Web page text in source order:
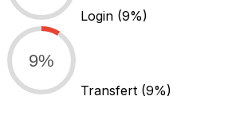
Login (9%)
9%
Transfert (9%)